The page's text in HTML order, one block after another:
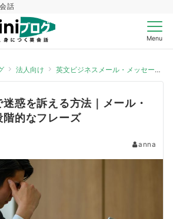
話
Menu
法人向け 英文ビジネスメール・メッセージ
惑を訴える方法｜メール・
階的なフレーズ
anna